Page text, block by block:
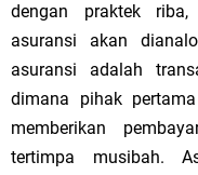
dengan praktek riba,
asuransi akan
asuransi adalah
dimana pihak
memberikan
tertimpa musibah.